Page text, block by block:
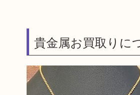
貴金属お買取りに